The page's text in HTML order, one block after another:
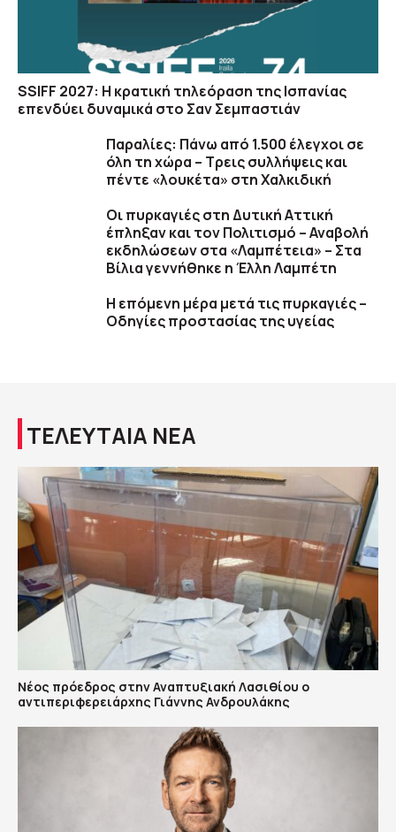
SSIFF 2027: Η κρατική τηλεόραση της Ισπανίας
επενδύει δυναμικά στο Σαν Σεμπαστιάν
Παραλίες: Πάνω από 1.500 έλεγχοι σε
όλη τη χώρα – Τρεις συλλήψεις και
πέντε «λουκέτα» στη Χαλκιδική
Οι πυρκαγιές στη Δυτική Αττική
έπληξαν και τον Πολιτισμό – Αναβολή
εκδηλώσεων στα «Λαμπέτεια» – Στα
Βίλια γεννήθηκε η Έλλη Λαμπέτη
Η επόμενη μέρα μετά τις πυρκαγιές –
Οδηγίες προστασίας της υγείας
ΤΕΛΕΥΤΑΙΑ ΝΕΑ
Νέος πρόεδρος στην Αναπτυξιακή Λασιθίου ο
αντιπεριφερειάρχης Γιάννης Ανδρουλάκης